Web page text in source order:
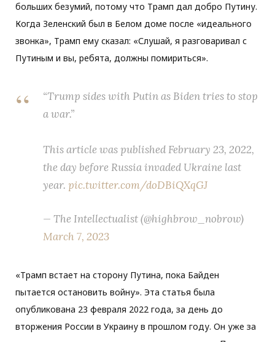
больших безумий, потому что Трамп дал добро Путину.
Когда Зеленский был в Белом доме после «идеального
звонка», Трамп ему сказал: «Слушай, я разговаривал с
Путиным и вы, ребята, должны помириться».
“Trump sides with Putin as Biden tries to stop
a war.”
This article was published February 23, 2022,
the day before Russia invaded Ukraine last
year. pic.twitter.com/doDBiQXqGJ
— The Intellectualist (@highbrow_nobrow)
March 7, 2023
«Трамп встает на сторону Путина, пока Байден
пытается остановить войну». Эта статья была
опубликована 23 февраля 2022 года, за день до
вторжения России в Украину в прошлом году. Он уже за